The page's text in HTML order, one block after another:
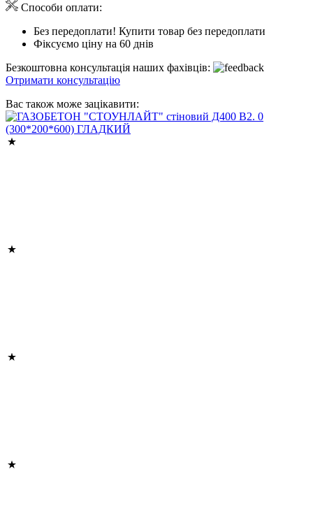
Способи оплати:
Без передоплати! Купити товар без передоплати
Фіксуємо ціну на 60 днів
Безкоштовна консультація наших фахівців:
Отримати консультацію
Вас також може зацікавити: